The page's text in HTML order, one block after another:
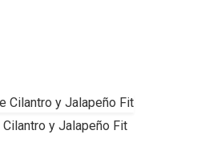
y Jalapeño Fit